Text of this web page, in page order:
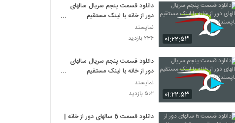
۰۱:۲۲:۵۳
دانلود قسمت پنجم سریال سالهای
دور از خانه با لینک مستقیم
نماپسند/..
نماپسند
۲۳۶ بازدید
۰۱:۲۲:۵۳
دانلود قسمت پنجم سریال سالهای
دور از خانه با لینک مستقیم
نماپسند///
نماپسند
۵۰۲ بازدید
دانلود قسمت 6 سالهای دور از خانه |